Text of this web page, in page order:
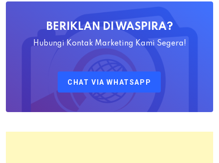
Pertanahan
Kota
BERIKLAN DI WASPIRA?
Hubungi Kontak Marketing Kami Segera!
CHAT VIA WHATSAPP